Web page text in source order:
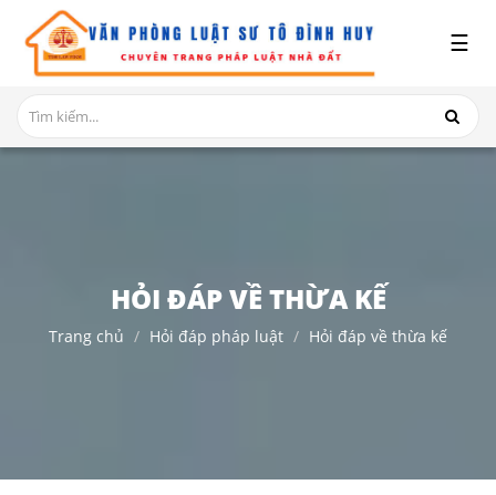
GIỚI
THIỆU
DỊCH
TỤC
☰
HỎI ĐÁP VỀ THỪA KẾ
Trang chủ Hỏi đáp pháp luật Hỏi đáp về thừa kế